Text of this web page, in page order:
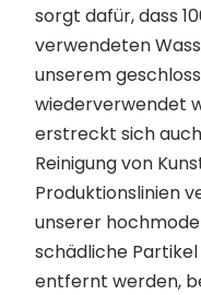
sorgt dafür, dass
verwendeten
unserem
wiederverwendet
erstreckt sich
Reinigung von
Produktionslinien
unserer
schädliche
entfernt werden,